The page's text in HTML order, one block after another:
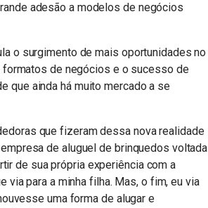
adesão a modelos de negócios
o surgimento de mais oportunidades no
formatos de negócios e o sucesso de
que ainda há muito mercado a se
que fizeram dessa nova realidade
de aluguel de brinquedos voltada
de sua própria experiência com a
via para a minha filha. Mas, o fim, eu via
uma forma de alugar e